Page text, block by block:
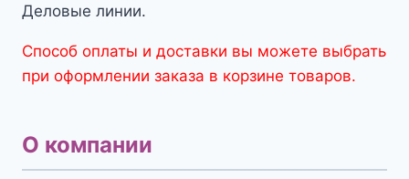
Деловые линии.
Способ оплаты и доставки вы можете выбрать
при оформлении заказа в корзине товаров.
О компании